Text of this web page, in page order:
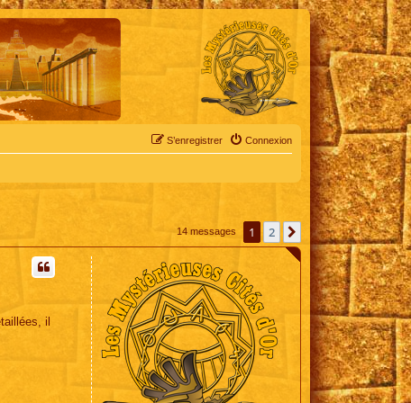
Connexion
S’enregistrer
14 messages 1 2 Suivante
il